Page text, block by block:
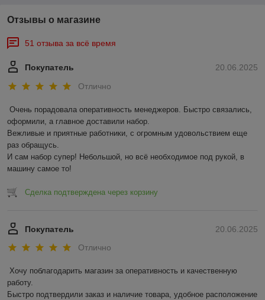
Отзывы о магазине
51 отзыва за всё время
20.06.2025
Покупатель
Отлично
Очень порадовала оперативность менеджеров. Быстро связались,
оформили, а главное доставили набор.
Вежливые и приятные работники, с огромным удовольствием еще
раз обращусь.
И сам набор супер! Небольшой, но всё необходимое под рукой, в
машину самое то!
Сделка подтверждена через корзину
20.06.2025
Покупатель
Отлично
Хочу поблагодарить магазин за оперативность и качественную
работу.
Быстро подтвердили заказ и наличие товара, удобное расположение